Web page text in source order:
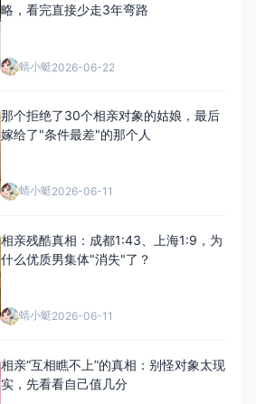
略，看完直接少走3年弯路
蜻小蜓2026-06-22
那个拒绝了30个相亲对象的姑娘，最后
嫁给了"条件最差"的那个人
蜻小蜓2026-06-11
相亲残酷真相：成都1:43、上海1:9，为
什么优质男集体"消失"了？
蜻小蜓2026-06-11
相亲“互相瞧不上”的真相：别怪对象太现
实，先看看自己值几分